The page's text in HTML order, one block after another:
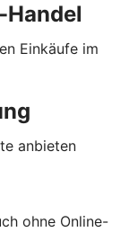
Einkäufe im
anbieten
ohne Online-